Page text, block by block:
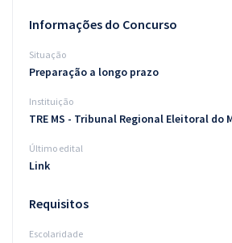
Blog
Aprovados
Atendimento
Informações do Concurso
Situação
Preparação a longo prazo
Instituição
TRE MS - Tribunal Regional Eleitoral do
Último edital
Link
Requisitos
Escolaridade